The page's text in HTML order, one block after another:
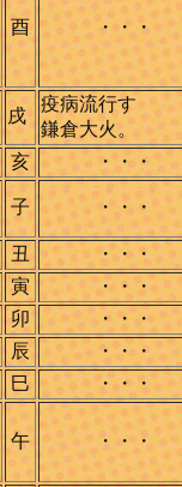
酉 ・・・
戌
疫病流行す
鎌倉大火。
亥 ・・・
子 ・・・
丑
・・・
寅
・・・
卯
・・・
辰
・・・
巳 ・・・
午 ・・・